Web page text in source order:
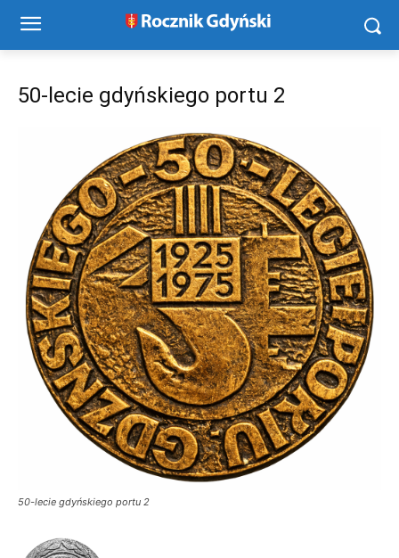
50-lecie gdyńskiego portu 2
50-lecie gdyńskiego portu 2